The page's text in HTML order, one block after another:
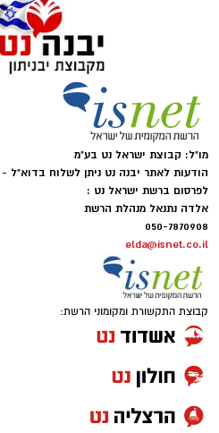
מו"ל: קבוצת ישראל נט בע"מ
הודעות לאתר יבנה נט ניתן לשלוח בדוא"ל -
לפרסום ברשת ישראל נט :
אלדה נתנאל מנהלת הרשת
050-7870908
elda@isnet.co.il
קבוצת התקשורת ומקומוני הרשת: